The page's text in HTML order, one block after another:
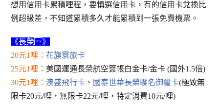
想用信用卡累積哩程，要慎選信用卡，有的信用卡兌換比
例超級差，不知道累積多久才能累積到一張免費機票。
《長榮》
20元1哩：花旗寰旅卡
25元1哩：美國運通長榮航空簽帳白金卡/金卡 (國外1.5倍)
30元1哩： 澳盛飛行卡 、 國泰世華長榮聯名御璽卡(極致無
限卡20元/哩，無限卡22元/哩，特定消費10元/哩)